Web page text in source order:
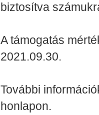
biztosítva
A támogatás
2021.09.30.
További
honlapon.